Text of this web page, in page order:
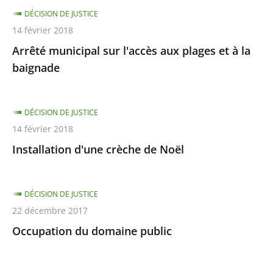
Arrêté municipal sur l'accès aux plages et à la
baignade
DÉCISION DE JUSTICE
14 février 2018
Installation d'une crèche de Noël
DÉCISION DE JUSTICE
14 février 2018
Occupation du domaine public
DÉCISION DE JUSTICE
22 décembre 2017